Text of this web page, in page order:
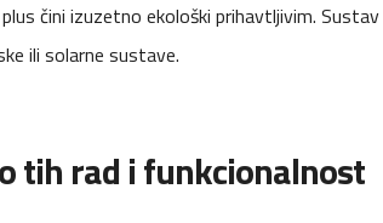
čini izuzetno ekološki prihavtljivim.
ili solarne sustave.
tih rad i funkcionalnost